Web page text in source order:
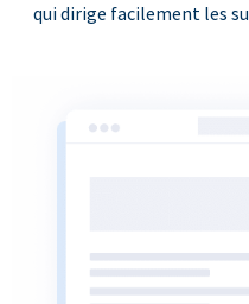
qui dirige facilement les